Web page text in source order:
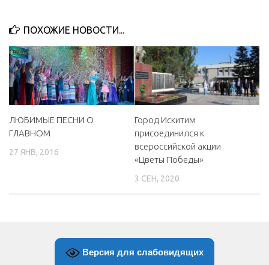
ПОХОЖИЕ НОВОСТИ...
ЛЮБИМЫЕ ПЕСНИ О
ГЛАВНОМ
27 ЯНВ, 2016
Город Искитим
присоединился к
всероссийской акции
«Цветы Победы»
3 СЕН, 2020
Версия для слабовидящих